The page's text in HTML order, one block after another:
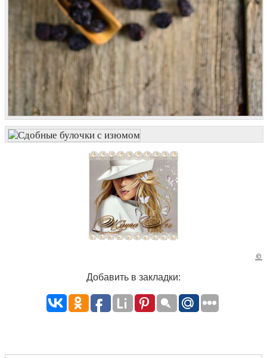
©
Добавить в закладки: